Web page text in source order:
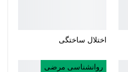
اختلال ساختگی
روانشناسی مرضی